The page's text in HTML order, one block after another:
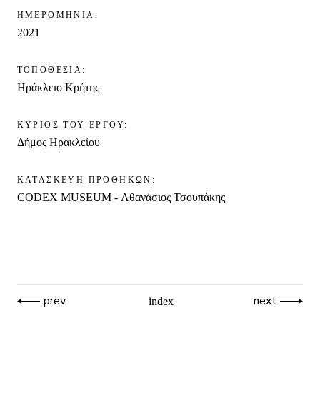
ΗΜΕΡΟΜΗΝΙΑ:
2021
ΤΟΠΟΘΕΣΙΑ:
Ηράκλειο Κρήτης
ΚΥΡΙΟΣ ΤΟΥ ΕΡΓΟΥ:
Δήμος Ηρακλείου
ΚΑΤΑΣΚΕΥΗ ΠΡΟΘΗΚΩΝ:
CODEX MUSEUM - Αθανάσιος Τσουπάκης
prev index next